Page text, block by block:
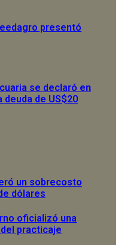
presentó
se declaró en
de US$20
un sobrecosto
dólares
oficializó una
practicaje